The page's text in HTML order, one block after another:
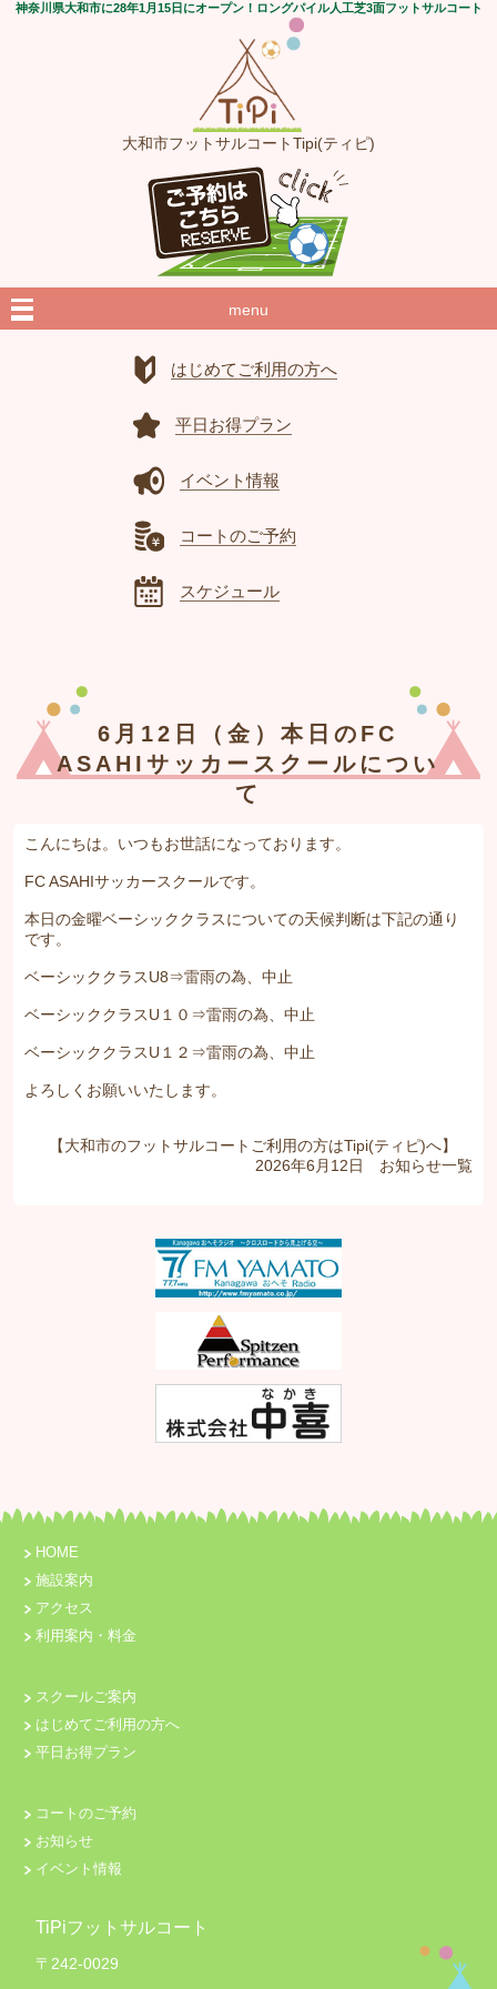
神奈川県大和市に28年1月15日にオープン！ロングパイル人工芝3面フットサルコート
大和市フットサルコートTipi(ティピ)
menu
はじめてご利用の方へ
平日お得プラン
イベント情報
コートのご予約
スケジュール
6月12日（金）本日のFC
ASAHIサッカースクールについ
て
こんにちは。いつもお世話になっております。
FC ASAHIサッカースクールです。
本日の金曜ベーシッククラスについての天候判断は下記の通り
です。
ベーシッククラスU8⇒雷雨の為、中止
ベーシッククラスU１０⇒雷雨の為、中止
ベーシッククラスU１２⇒雷雨の為、中止
よろしくお願いいたします。
【大和市のフットサルコートご利用の方はTipi(ティピ)へ】
2026年6月12日 お知らせ一覧
HOME
施設案内
アクセス
利用案内・料金
スクールご案内
はじめてご利用の方へ
平日お得プラン
コートのご予約
お知らせ
イベント情報
TiPiフットサルコート
〒242-0029